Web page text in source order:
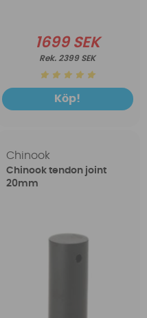
1699 SEK
2399 SEK
Köp!
Chinook
Chinook tendon joint
20mm